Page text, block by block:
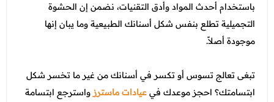
باستخدام أحدث المواد وأدق التقنيات، نضمن إن الحشوة
التجميلية تطلع بنفس شكل أسنانك الطبيعية وما يبان إنها
موجودة أصلاً.
تبغى تعالج تسوس أو تكسر في أسنانك من غير ما تخسر شكل
ابتسامتك؟ احجز موعدك فيعيادات ماسترزواسترجع ابتسامة